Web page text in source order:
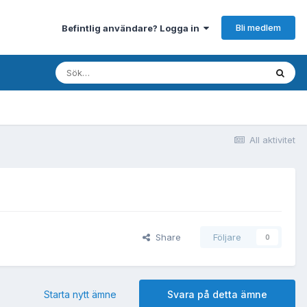
Befintlig användare? Logga in Bli medlem
All aktivitet
Share Följare 0
Svara på detta ämne
Starta nytt ämne